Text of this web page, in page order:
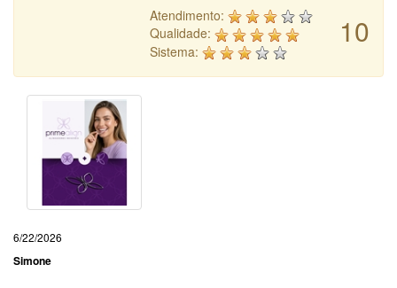
10
Atendimento:
Qualidade:
Sistema:
6/22/2026
Simone